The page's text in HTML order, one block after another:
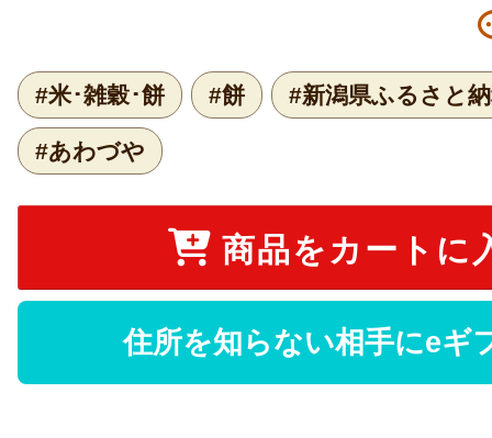
#米･雑穀･餅 #餅 #新潟県ふるさと
#あわづや
商品をカートに
住所を知らない相手にeギ